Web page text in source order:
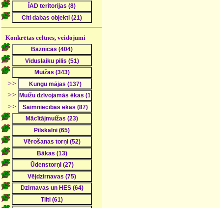
Konkrētas celtnes, veidojumi
>>
>>
>>